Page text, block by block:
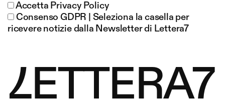
Accetta Privacy Policy
Consenso GDPR | Seleziona la casella per
ricevere notizie dalla Newsletter di Lettera7
LETTERA7